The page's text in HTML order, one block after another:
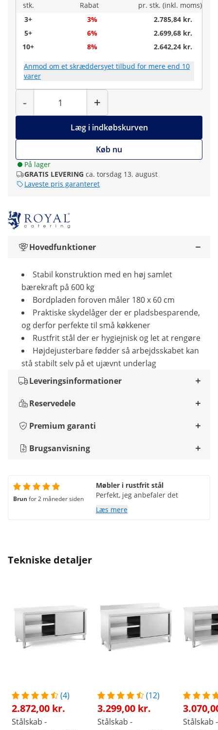
stk.
Rabat
pr. stk. (inkl. moms)
3+
3%
2.785,84 kr.
5+
6%
2.699,68 kr.
10+
8% 2.642,24 kr.
Anmod om et skræddersyet tilbud for mere end 10
varer
-
Antal
+
Læg i indkøbskurven
Køb nu
På lager
GRATIS LEVERING ca. torsdag 13. august
Laveste pris garanteret
Hovedfunktioner
Stabil konstruktion med en høj samlet
bærekraft på 600 kg
Bordpladen foroven måler 180 x 60 cm
Praktiske skydelåger der er pladsbesparende,
og derfor perfekte til små køkkener
Rustfrit stål der er hygiejnisk og let at rengøre
Højdejusterbare fødder så arbejdsskabet kan
stå stabilt selv på et ujævnt underlag
Leveringsinformationer
Reservedele
Premium garanti
Brugsanvisning
Brun for 2 måneder siden
Møbler i rustfrit stål
Perfekt, jeg anbefaler det
Læs mere
Tekniske detaljer
(4)
2.872,00 kr.
Stålskab -
(12)
3.299,00 kr.
Stålskab -
Stålskab -